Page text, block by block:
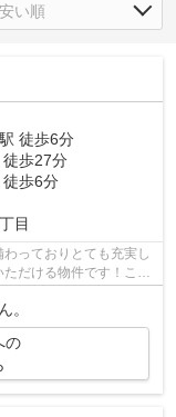
駅 徒歩6分
徒歩27分
徒歩6分
目
っておりとても充実し
だける物件です！こち
。
の